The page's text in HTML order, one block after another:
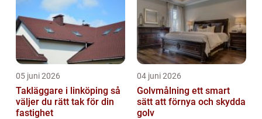
05 juni 2026
Takläggare i linköping så
väljer du rätt tak för din
fastighet
04 juni 2026
Golvmålning ett smart
sätt att förnya och skydda
golv